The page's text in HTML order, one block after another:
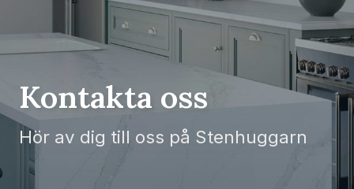
Kontakta oss
Hör av dig till oss på Stenhuggarn